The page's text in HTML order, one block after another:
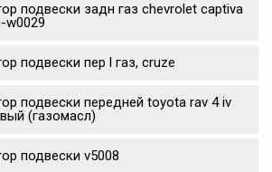
подвески задн газ chevrolet captiva
w0029
подвески пер l газ, cruze
подвески передней toyota rav 4 iv
(газомасл)
подвески v5008